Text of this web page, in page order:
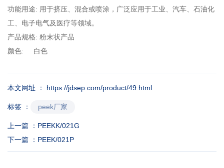
功能用途: 用于挤压、混合或喷涂，广泛应用于工业、汽车、石油化
工、电子电气及医疗等领域。
产品规格: 粉末状产品
颜色: 白色
本文网址 ： https://jdsep.com/product/49.html
标签 ： peek厂家
上一篇 ： PEEKK/021G
下一篇 ： PEEK/021P